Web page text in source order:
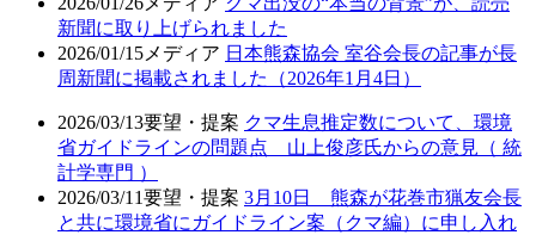
新聞に取り上げられました
2026/01/15 メディア 日本熊森協会 室谷会長の記事が長
周新聞に掲載されました（2026年1月4日）
2026/03/13要望・提案 クマ生息推定数について、環境
省ガイドラインの問題点 山上俊彦氏からの意見（ 統
計学専門 ）
2026/03/11要望・提案 3月10日 熊森が花巻市猟友会長
と共に環境省にガイドライン案（クマ編）に申し入れ